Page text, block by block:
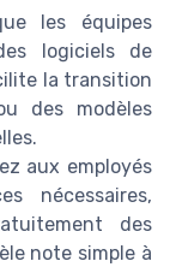
les équipes
logiciels de
la transition
des modèles
aux employés
nécessaires,
des
note simple à